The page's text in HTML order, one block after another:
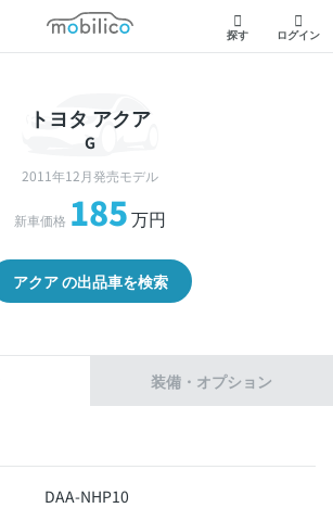
モビリコ
探す ログイン
トヨタ アクア
G
2011年12月発売モデル
新車価格 185万円
アクア の出品車を検索
装備・オプション
DAA-NHP10